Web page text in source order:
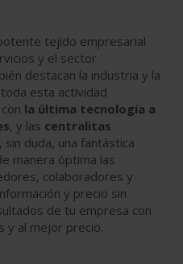
tejido empresarial
y el sector
destacan la industria y la
esta actividad
la última tecnología a
, y las centralitas
sin duda, una fantástica
manera óptima las
colaboradores y
y precio sin
de tu empresa con
y al mejor precio.